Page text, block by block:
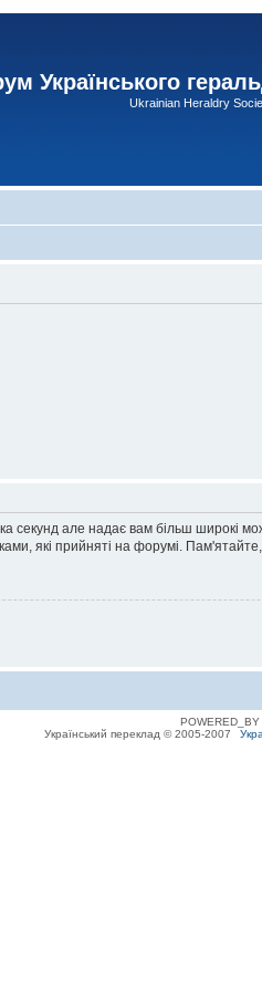
Українського
Ukrainian Heraldry
секунд але надає вам більш широкі
які прийняті на форумі.
POWERED_BY
Український переклад © 2005-2007